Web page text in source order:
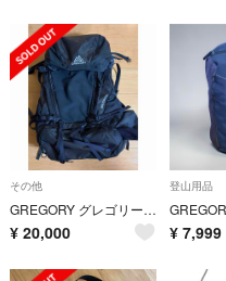
その他
GREGORY グレゴリー バルトロ65S
¥ 20,000
登山用品
¥ 7,999